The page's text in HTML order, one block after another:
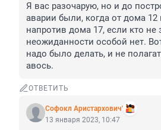
Я вас разочарую, но и до
аварии были, когда от дома
напротив дома 17, если кто не
неожиданности особой нет.
надо было делать, и не
авось.
ОТВЕТИТЬ
Софокл Аристархович'
13 января 2023, 10:47